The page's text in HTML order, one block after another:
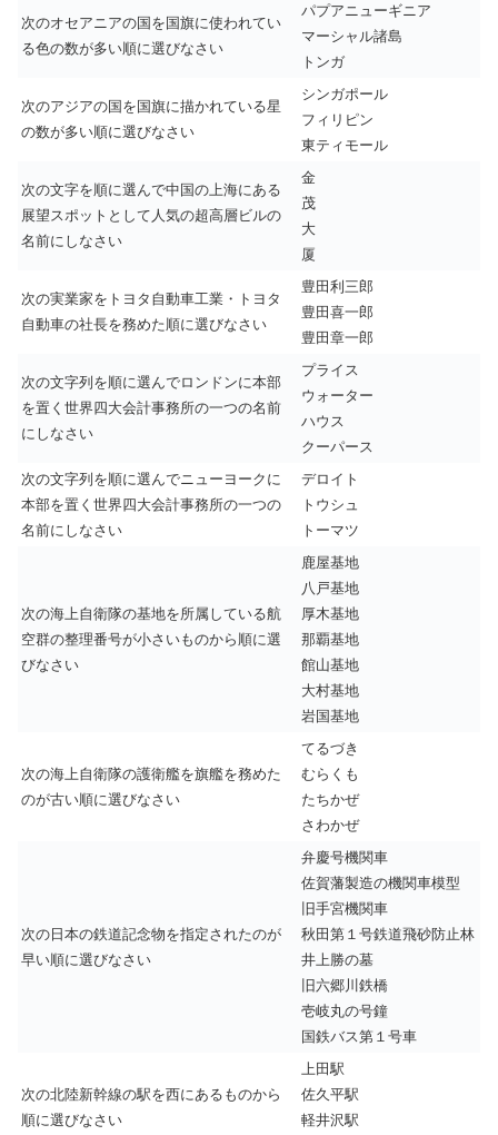
次のオセアニアの国を国旗に使われてい
る色の数が多い順に選びなさい
パプアニューギニア
マーシャル諸島
トンガ
次のアジアの国を国旗に描かれている星
の数が多い順に選びなさい
シンガポール
フィリピン
東ティモール
次の文字を順に選んで中国の上海にある
展望スポットとして人気の超高層ビルの
名前にしなさい
金
茂
大
厦
次の実業家をトヨタ自動車工業・トヨタ
自動車の社長を務めた順に選びなさい
豊田利三郎
豊田喜一郎
豊田章一郎
次の文字列を順に選んでロンドンに本部
を置く世界四大会計事務所の一つの名前
にしなさい
プライス
ウォーター
ハウス
クーパース
次の文字列を順に選んでニューヨークに
本部を置く世界四大会計事務所の一つの
名前にしなさい
デロイト
トウシュ
トーマツ
次の海上自衛隊の基地を所属している航
空群の整理番号が小さいものから順に選
びなさい
鹿屋基地
八戸基地
厚木基地
那覇基地
館山基地
大村基地
岩国基地
次の海上自衛隊の護衛艦を旗艦を務めた
のが古い順に選びなさい
てるづき
むらくも
たちかぜ
さわかぜ
次の日本の鉄道記念物を指定されたのが
早い順に選びなさい
弁慶号機関車
佐賀藩製造の機関車模型
旧手宮機関車
秋田第１号鉄道飛砂防止林
井上勝の墓
旧六郷川鉄橋
壱岐丸の号鐘
国鉄バス第１号車
次の北陸新幹線の駅を西にあるものから
順に選びなさい
上田駅
佐久平駅
軽井沢駅